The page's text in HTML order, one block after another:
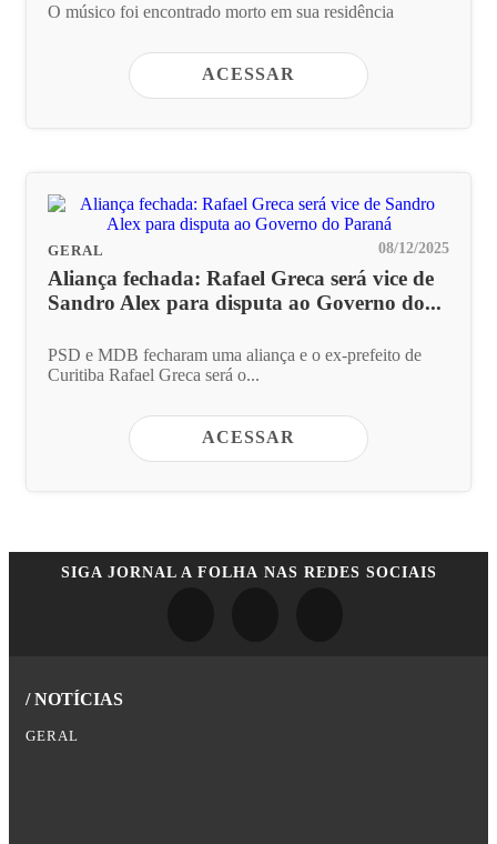
O músico foi encontrado morto em sua residência
ACESSAR
GERAL 08/12/2025
Aliança fechada: Rafael Greca será vice de
Sandro Alex para disputa ao Governo do...
PSD e MDB fecharam uma aliança e o ex-prefeito de
Curitiba Rafael Greca será o...
ACESSAR
SIGA JORNAL A FOLHA NAS REDES SOCIAIS
/ NOTÍCIAS
GERAL